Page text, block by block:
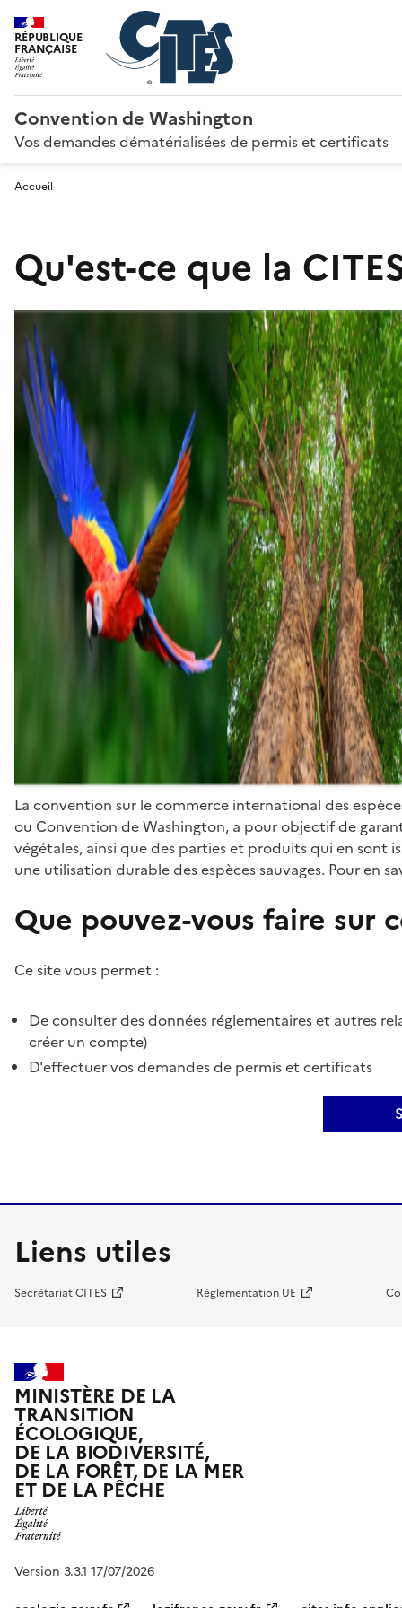
RÉPUBLIQUE
FRANÇAISE
Convention de Washington
Vos demandes dématérialisées de permis et certificats
Accueil
Qu'est-ce que la
La convention sur le commerce international des
ou Convention de Washington, a pour objectif de
végétales, ainsi que des parties et produits qui en sont
une utilisation durable des espèces sauvages. Pour en
Que pouvez-vous faire sur
Ce site vous permet :
De consulter des données réglementaires et autres
créer un compte)
D'effectuer vos demandes de permis et certificats
Liens utiles
Secrétariat CITES Réglementation UE
MINISTÈRE DE LA
TRANSITION
ÉCOLOGIQUE,
DE LA BIODIVERSITÉ,
DE LA FORÊT, DE LA MER
ET DE LA PÊCHE
Version 3.3.1 17/07/2026